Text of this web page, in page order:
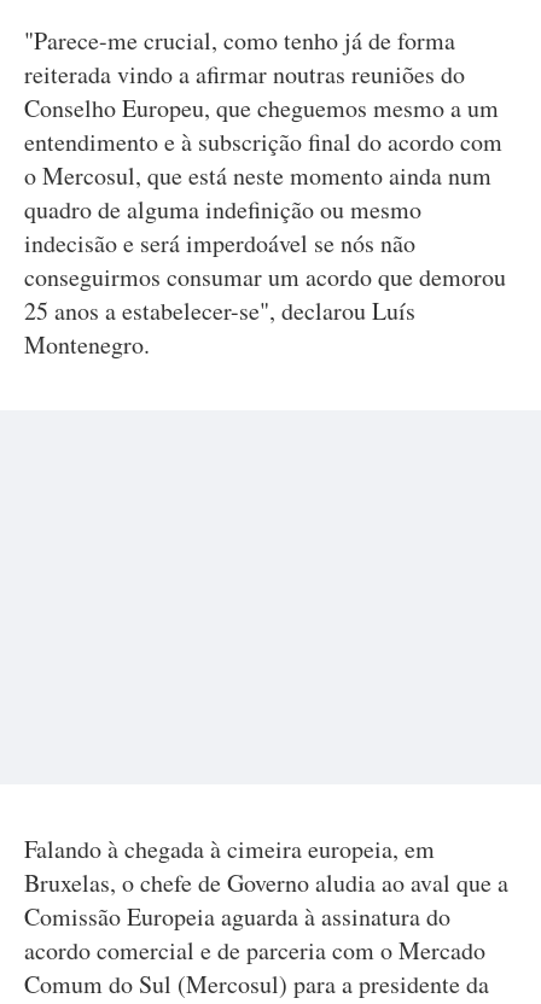
"Parece-me crucial, como tenho já de forma
reiterada vindo a afirmar noutras reuniões do
Conselho Europeu, que cheguemos mesmo a um
entendimento e à subscrição final do acordo com
o Mercosul, que está neste momento ainda num
quadro de alguma indefinição ou mesmo
indecisão e será imperdoável se nós não
conseguirmos consumar um acordo que demorou
25 anos a estabelecer-se", declarou Luís
Montenegro.
Falando à chegada à cimeira europeia, em
Bruxelas, o chefe de Governo aludia ao aval que a
Comissão Europeia aguarda à assinatura do
acordo comercial e de parceria com o Mercado
Comum do Sul (Mercosul) para a presidente da